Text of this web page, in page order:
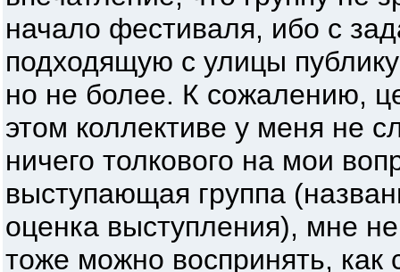
начало фестиваля, ибо с
подходящую с улицы
но не более. К сожалению,
этом коллективе у меня не
ничего толкового на мои
выступающая группа
оценка выступления), мне
тоже можно воспринять, как